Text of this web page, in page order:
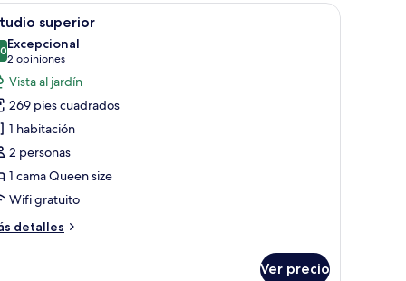
con una planta.
con flores y vistas a edificios y al mar.Habitación de hotel compacta con
1 superior
de 10
Excepcional
2 opiniones
(2
opiniones)
Vista al jardín
269 pies cuadrados
1 habitación
2 personas
1 cama Queen size
Wifi gratuito
detalles
Ver precio